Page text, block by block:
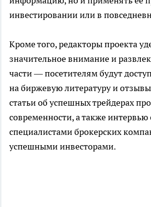
инвестировании или в
Кроме того, редакторы проекта
значительное внимание и
части — посетителям будут
на биржевую литературу и
статьи об успешных трейдерах
современности, а также интервью
специалистами брокерских
успешными инвесторами.